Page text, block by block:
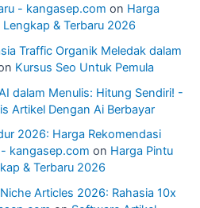
- kangasep.com on Harga
& Terbaru 2026
Traffic Organik Meledak dalam
Kursus Seo Untuk Pemula
dalam Menulis: Hitung Sendiri! -
Artikel Dengan Ai Berbayar
2026: Harga Rekomendasi
kangasep.com on Harga Pintu
& Terbaru 2026
Articles 2026: Rahasia 10x